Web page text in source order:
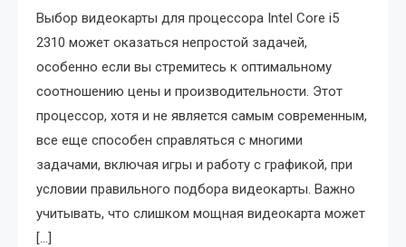
Выбор видеокарты для процессора Intel Core i5
2310 может оказаться непростой задачей,
особенно если вы стремитесь к оптимальному
соотношению цены и производительности. Этот
процессор, хотя и не является самым современным,
все еще способен справляться с многими
задачами, включая игры и работу с графикой, при
условии правильного подбора видеокарты. Важно
учитывать, что слишком мощная видеокарта может
[…]